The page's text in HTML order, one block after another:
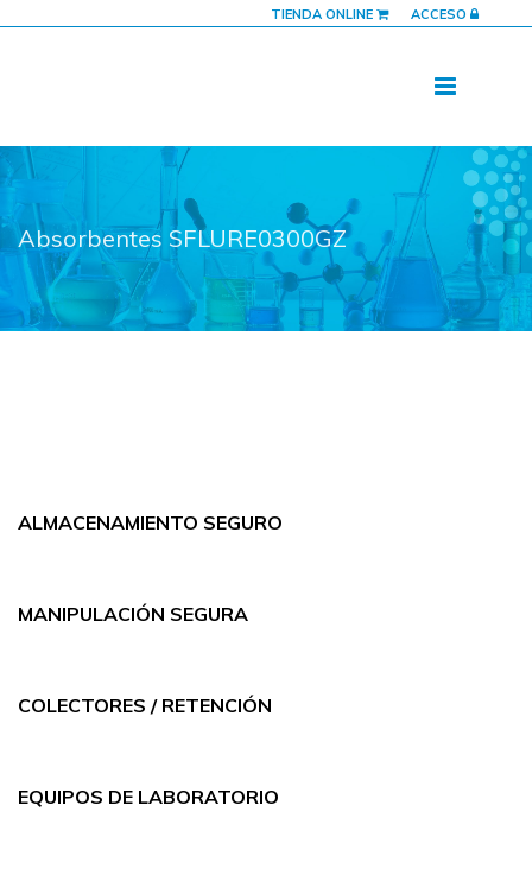
TIENDA ONLINE ACCESO
Absorbentes SFLURE0300GZ
ALMACENAMIENTO SEGURO
MANIPULACIÓN SEGURA
COLECTORES / RETENCIÓN
EQUIPOS DE LABORATORIO